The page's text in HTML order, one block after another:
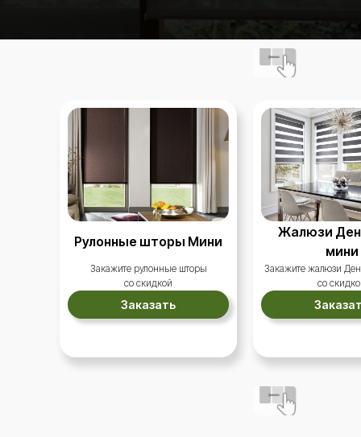
Жалюзи
мини
Закажите жалюзи
со
Рулонные шторы Мини
Закажите рулонные шторы
со скидкой
Заказать